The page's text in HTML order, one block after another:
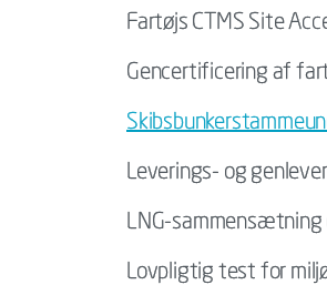
Fartøjs CTMS Site
Gencertificering af
Leverings- og
LNG-
Lovpligtig test for